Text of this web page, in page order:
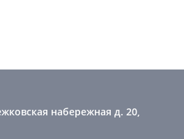
набережная д. 20,